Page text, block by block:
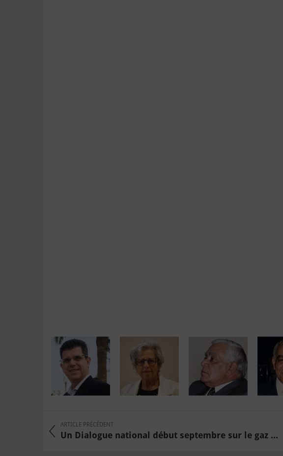
ARTICLE PRÉCÉDENT
Un Dialogue national début septembre sur le gaz ...